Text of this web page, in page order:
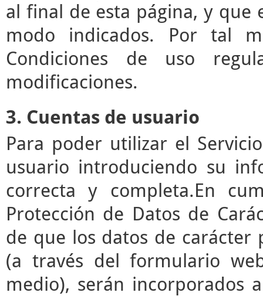
al final de esta página, y que
modo indicados. Por tal
Condiciones de uso
modificaciones.
3. Cuentas de usuario
Para poder utilizar el
usuario introduciendo su
correcta y completa.En
Protección de Datos de
de que los datos de carácter
(a través del formulario
medio), serán incorporados